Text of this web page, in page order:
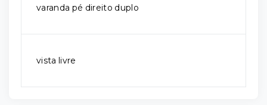
varanda pé direito duplo
vista livre